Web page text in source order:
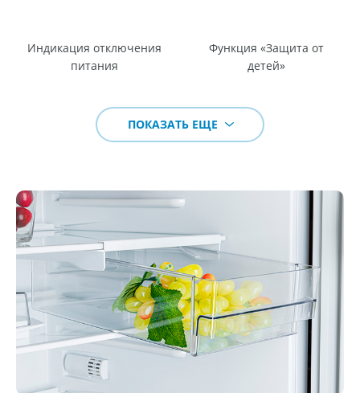
Индикация отключения
питания
Функция «Защита от
детей»
ПОКАЗАТЬ ЕЩЕ